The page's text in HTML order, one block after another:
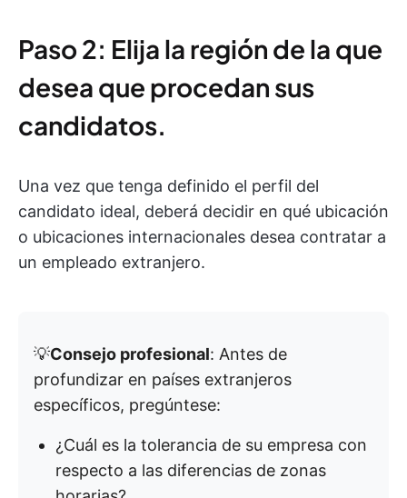
Paso 2: Elija la región de la que
desea que procedan sus
candidatos.
Una vez que tenga definido el perfil del
candidato ideal, deberá decidir en qué ubicación
o ubicaciones internacionales desea contratar a
un empleado extranjero.
💡Consejo profesional: Antes de
profundizar en países extranjeros
específicos, pregúntese:
¿Cuál es la tolerancia de su empresa con
respecto a las diferencias de zonas